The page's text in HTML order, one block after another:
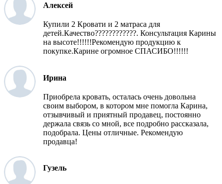
Алексей
Купили 2 Кровати и 2 матраса для
детей.Качество????????????. Консультация Карины
на высоте!!!!!!Рекомендую продукцию к
покупке.Карине огромное СПАСИБО!!!!!!
Ирина
Приобрела кровать, осталась очень довольна
своим выбором, в котором мне помогла Карина,
отзывчивый и приятный продавец, постоянно
держала связь со мной, все подробно рассказала,
подобрала. Цены отличные. Рекомендую
продавца!
Гузель